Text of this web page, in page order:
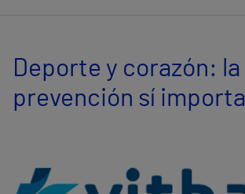
Servicios de salud
Equipo médico y asistencial
Comunicación
Deporte y corazón: la
prevención sí importa